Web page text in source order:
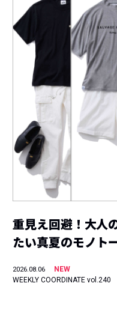
重見え回避！大人
たい真夏のモノト
2026.08.06
NEW
WEEKLY COORDINATE vol.240